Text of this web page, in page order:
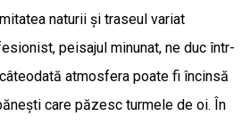
naturii și traseul variat
peisajul minunat, ne duc într-
atmosfera poate fi încinsă
care păzesc turmele de oi. În